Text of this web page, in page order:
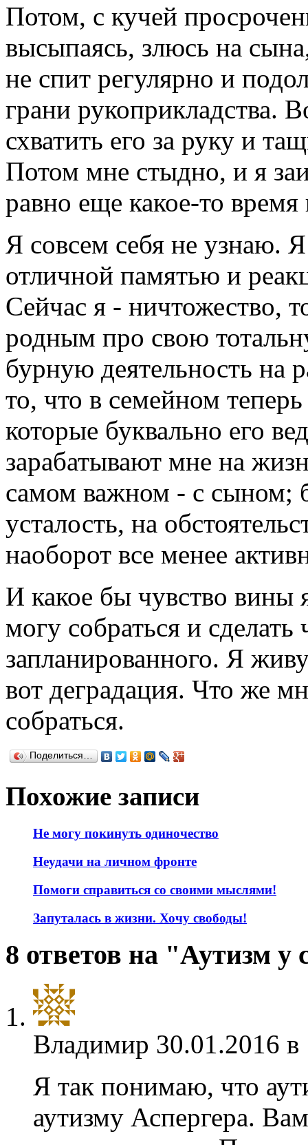
Потом, с кучей
высыпаясь, злюсь на
не спит регулярно и
грани рукоприкладства.
схватить его за руку и
Потом мне стыдно, и я
равно еще какое-то время
Я совсем себя не узнаю.
отличной памятью и
Сейчас я - ничтожество,
родным про свою
бурную деятельность на
то, что в семейном
которые буквально его
зарабатывают мне на
самом важном - с сыном;
усталость, на
наоборот все менее
И какое бы чувство вины
могу собраться и сделать
запланированного. Я
вот деградация. Что же
собраться.
Поделиться…
Похожие записи
Не могу покинуть одиночество
Неудачи на личном фронте
Помоги справиться со своими мыслями!
Запуталась в жизни. Хочу свободы!
8 ответов на "Аутизм
Владимир 30.01.2016
Я так понимаю, что
аутизму Аспергера.